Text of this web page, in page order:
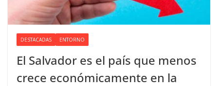
DESTACADAS ENTORNO
El Salvador es el país que menos
crece económicamente en la